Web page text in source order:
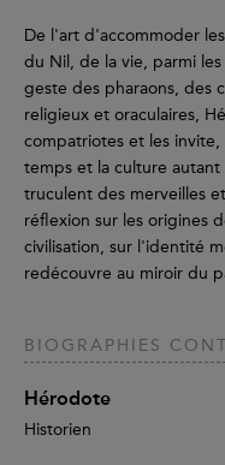
De l'art d'accommoder
du Nil, de la vie, parmi les
geste des pharaons, des
religieux et oraculaires,
compatriotes et les invite,
temps et la culture
truculent des merveilles
réflexion sur les origines
civilisation, sur l'identité
redécouvre au miroir du
BIOGRAPHIES
Hérodote
Historien